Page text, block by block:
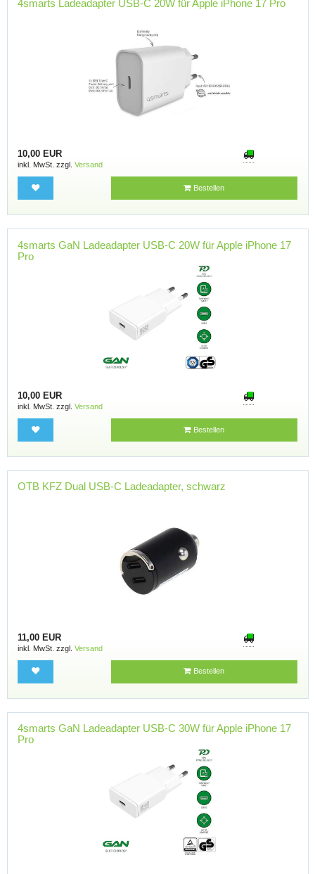
4smarts Ladeadapter USB-C 20W für Apple iPhone 17 Pro
10,00 EUR
inkl. MwSt. zzgl. Versand
Bestellen
4smarts GaN Ladeadapter USB-C 20W für Apple iPhone 17
Pro
10,00 EUR
inkl. MwSt. zzgl. Versand
Bestellen
OTB KFZ Dual USB-C Ladeadapter, schwarz
11,00 EUR
inkl. MwSt. zzgl. Versand
Bestellen
4smarts GaN Ladeadapter USB-C 30W für Apple iPhone 17
Pro